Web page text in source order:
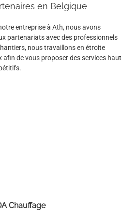
en Belgique
entreprise à Ath, nous avons
partenariats avec des professionnels
nous travaillons en étroite
afin de vous proposer des services haut
Chauffage